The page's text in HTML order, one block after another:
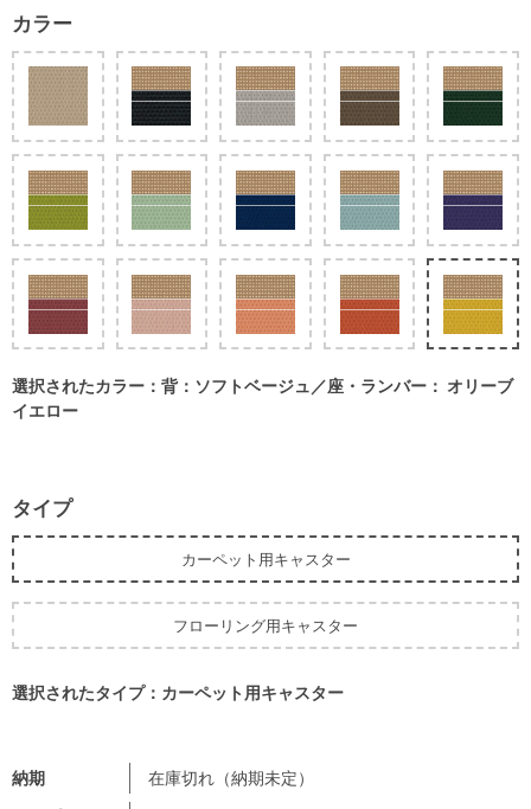
納期
在庫切れ（納期未定）
カラー
選択されたカラー：背：ソフトベージュ／座・ランバー： オリーブ
イエロー
タイプ
カーペット用キャスター
フローリング用キャスター
選択されたタイプ：カーペット用キャスター